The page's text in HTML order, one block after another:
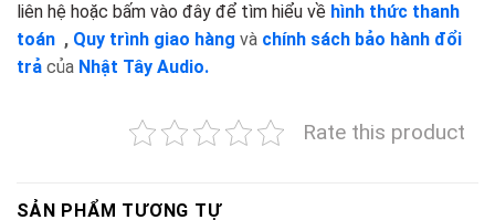
liên hệ hoặc bấm vào đây để tìm hiểu về hình thức thanh
toán , Quy trình giao hàng và chính sách bảo hành đổi
trả của Nhật Tây Audio.
Rate this product
SẢN PHẨM TƯƠNG TỰ